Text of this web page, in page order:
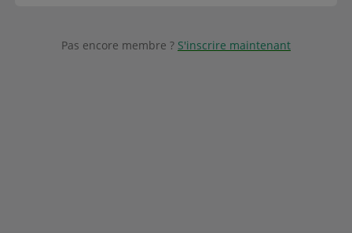
Pas encore membre ? S'inscrire maintenant